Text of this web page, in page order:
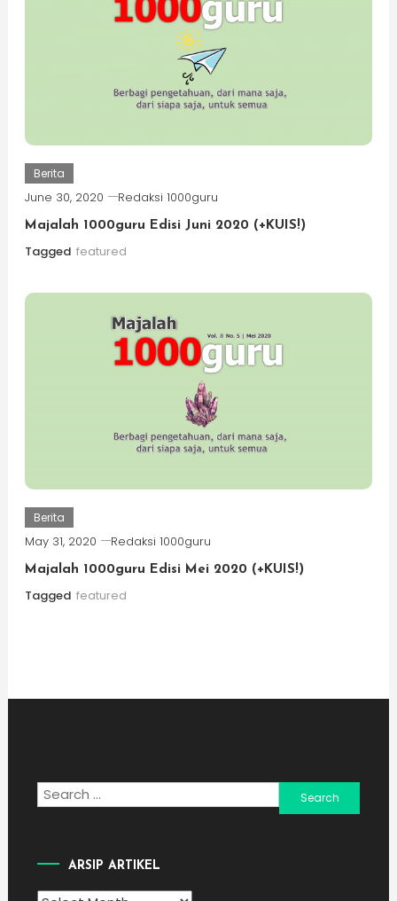
Berita
June 30, 2020 Redaksi 1000guru
Majalah 1000guru Edisi Juni 2020 (+KUIS!)
Tagged featured
Berita
May 31, 2020 Redaksi 1000guru
Majalah 1000guru Edisi Mei 2020 (+KUIS!)
Tagged featured
Search
for:
ARSIP ARTIKEL